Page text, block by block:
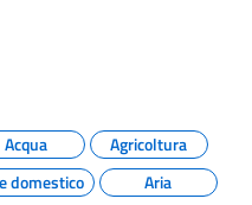
Acqua
Agricoltura
domestico
Aria